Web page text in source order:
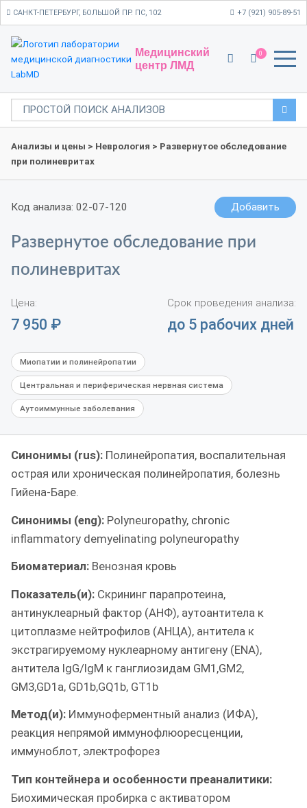
САНКТ-ПЕТЕРБУРГ, БОЛЬШОЙ ПР. ПС, 102 +7 (921) 905-89-51
Медицинский
центр ЛМД
0
Анализы и цены > Неврология > Развернутое обследование
при полиневритах
Код анализа: 02-07-120 Добавить
Развернутое обследование при
полиневритах
Цена:
7 950 ₽
Срок проведения анализа:
до 5 рабочих дней
Миопатии и полинейропатии
Центральная и периферическая нервная система
Аутоиммунные заболевания
Синонимы (rus): Полинейропатия, воспалительная
острая или хроническая полинейропатия, болезнь
Гийена-Баре.
Синонимы (eng): Polyneuropathy, chronic
inflammatory demyelinating polyneuropathy
Биоматериал: Венозная кровь
Показатель(и): Скрининг парапротеина,
антинуклеарный фактор (АНФ), аутоантитела к
цитоплазме нейтрофилов (АНЦА), антитела к
экстрагируемому нуклеарному антигену (ENA),
антитела IgG/IgM к ганглиозидам GM1,GM2,
GM3,GD1a, GD1b,GQ1b, GT1b
Метод(и): Иммуноферментный анализ (ИФА),
реакция непрямой иммунофлюоресценции,
иммуноблот, электрофорез
Тип контейнера и особенности преаналитики:
Биохимическая пробирка с активатором